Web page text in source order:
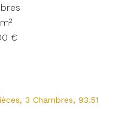
€
3 Chambres, 93.51